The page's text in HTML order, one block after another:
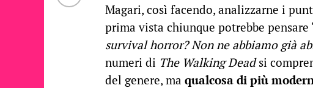
Magari, così facendo, analizzarne i
prima vista chiunque potrebbe pensare
survival horror? Non ne abbiamo già
numeri di The Walking Deadsi
del genere, ma qualcosa di più